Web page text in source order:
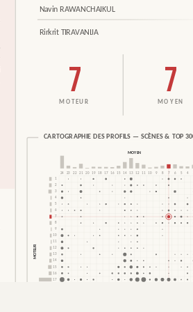
Navin RAWANCHAIKUL
Rirkrit TIRAVANIJA
7 7
CARTOGRAPHIE DES PROFILS — SCÈNES & TOP
4
5
6
7
8
9
10
12
13
14
15
16
17
18
19
20
21
22
23
24
1
2
3
4
5
6
7
8
9
10
11
12
13
14
15
16
17
MOYEN
MOTEUR
POSITION DE ASSUME VIVID ASTRO FOCUS — 7;7
PARTAGER LE LIEN FICHE PNG